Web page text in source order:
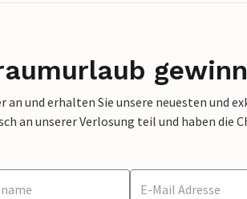
an und erhalten Sie unsere neuesten und
an unserer Verlosung teil und haben die